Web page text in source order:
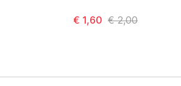
Kaina
€ 1,60 Kaina
€ 2,00